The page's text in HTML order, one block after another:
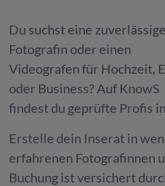
Du suchst eine zuverlässige
Fotografin oder einen
Videografen für Hochzeit,
oder Business? Auf KnowS
findest du geprüfte Profis
Erstelle dein Inserat in
erfahrenen Fotografinnen
Buchung ist versichert